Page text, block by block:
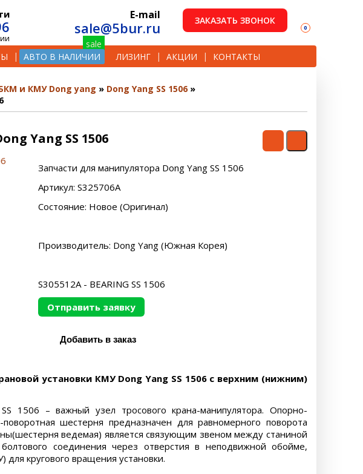
E-mail
sale@5bur.ru ЗАКАЗАТЬ ЗВОНОК
0
АВТО В НАЛИЧИИ ЛИЗИНГ АКЦИИ КОНТАКТЫ
и КМУ Dong yang
Dong Yang SS 1506
Yang SS 1506
Запчасти для манипулятора Dong Yang SS 1506
Артикул: S325706A
Состояние: Новое (Оригинал)
Производитель: Dong Yang (Южная Корея)
S305512A - BEARING SS 1506
Отправить заявку
установки КМУ Dong Yang SS 1506 с верхним (нижним)
1506 – важный узел тросового крана-манипулятора. Опорно-
шестерня предназначен для равномерного поворота
ведемая) является связующим звеном между станиной
соединения через отверстия в неподвижной обойме,
кругового вращения установки.